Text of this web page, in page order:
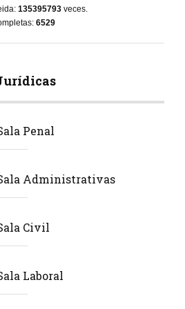
135395793veces.
6529
Penal
Administrativas
Civil
Laboral